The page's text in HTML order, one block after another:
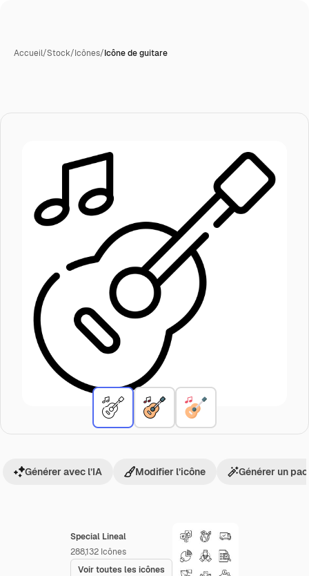
Accueil/Stock/Icônes/Icône de guitare
Special Lineal
288,132 Icônes
Voir toutes les icônes
Générer avec l’IA Modifier l’icône Générer un